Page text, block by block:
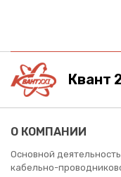
Квант
О КОМПАНИИ
Основной
кабельно-